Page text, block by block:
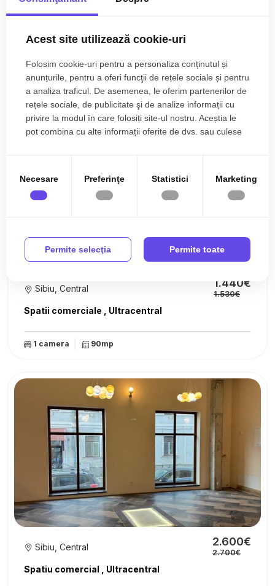
Sibiu, Central
1 camera 1 baie 30mp
Spatii comerciale , Ultracentral
Sibiu, Central 1.440€
1.530€
1 camera 90mp
Spatiu comercial , Ultracentral
Sibiu, Central 2.600€
2.700€
Acest site utilizează cookie-uri
Folosim cookie-uri pentru a personaliza conținutul și
anunțurile, pentru a oferi funcţii de rețele sociale și pentru
a analiza traficul. De asemenea, le oferim partenerilor de
rețele sociale, de publicitate şi de analize informații cu
privire la modul în care folosiți site-ul nostru. Aceștia le
pot combina cu alte informații oferite de dvs. sau culese
Necesare Preferinţe Statistici Marketing
Permite selecţia Permite toate